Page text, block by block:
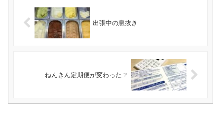
出張中の息抜き
ねんきん定期便が変わった？